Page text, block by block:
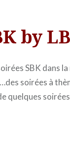
by LB
SBK dans
soirées à
quelques